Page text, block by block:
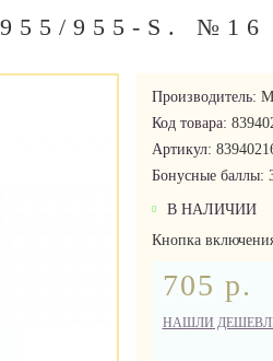
955-S. №16
Производитель:
Код товара:
Артикул:
Бонусные баллы:
В НАЛИЧИИ
Кнопка
705 р.
НАШЛИ